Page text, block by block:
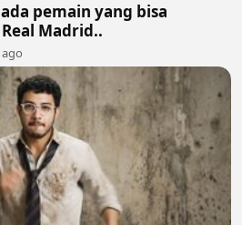
pemain yang bisa
Madrid..